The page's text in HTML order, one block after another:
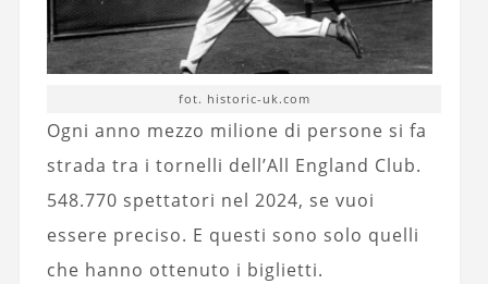
fot. historic-uk.com
Ogni anno mezzo milione di persone si fa
strada tra i tornelli dell’All England Club.
548.770 spettatori nel 2024, se vuoi
essere preciso. E questi sono solo quelli
che hanno ottenuto i biglietti.